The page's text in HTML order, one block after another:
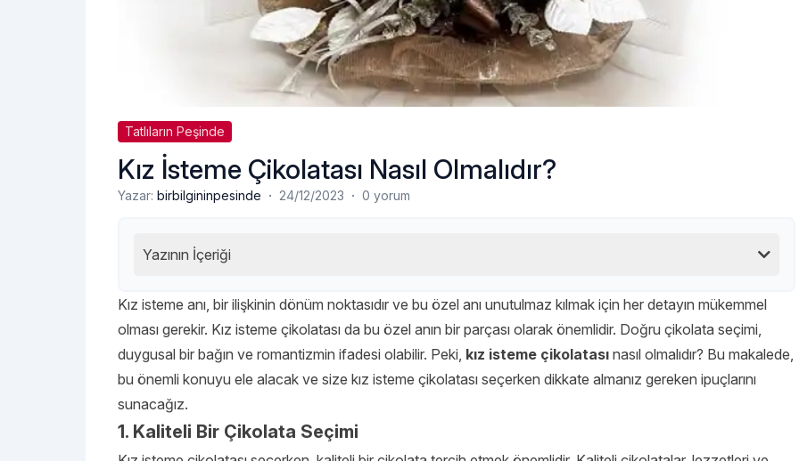
Tatlıların Peşinde
Kız İsteme Çikolatası Nasıl Olmalıdır?
Yazar: birbilgininpesinde · 24/12/2023 · 0 yorum
Yazının İçeriği
Kız isteme anı, bir ilişkinin dönüm noktasıdır ve bu özel anı unutulmaz kılmak için her detayın mükemmel
olması gerekir. Kız isteme çikolatası da bu özel anın bir parçası olarak önemlidir. Doğru çikolata seçimi,
duygusal bir bağın ve romantizmin ifadesi olabilir. Peki, kız isteme çikolatası nasıl olmalıdır? Bu makalede,
bu önemli konuyu ele alacak ve size kız isteme çikolatası seçerken dikkate almanız gereken ipuçlarını
sunacağız.
1. Kaliteli Bir Çikolata Seçimi